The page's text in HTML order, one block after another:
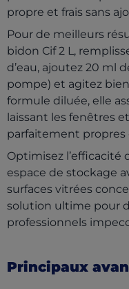
propre et frais sans
Pour de meilleurs
bidon Cif 2 L,
d’eau, ajoutez 20 ml
pompe) et agitez
formule diluée, elle
laissant les fenêtres
parfaitement propres
Optimisez
espace de stockage
surfaces vitrées
solution ultime pour
professionnels
Principaux